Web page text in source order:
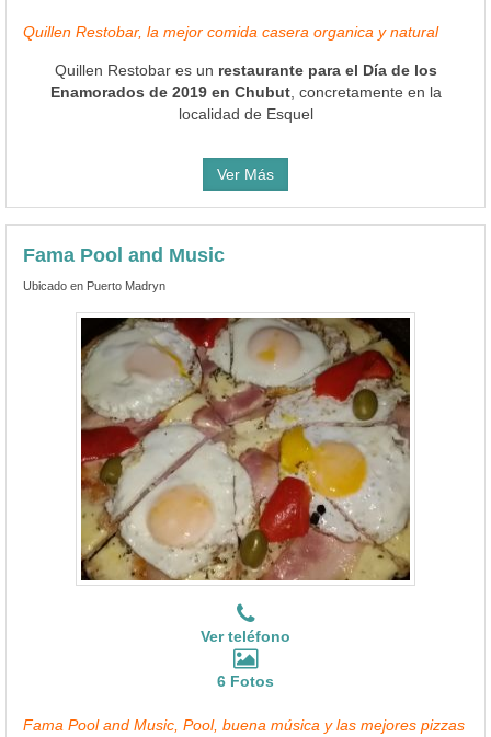
Quillen Restobar, la mejor comida casera organica y natural
Quillen Restobar es un restaurante para el Día de los
Enamorados de 2019 en Chubut, concretamente en la
localidad de Esquel
Ver Más
Fama Pool and Music
Ubicado en Puerto Madryn
Ver teléfono
6 Fotos
Fama Pool and Music, Pool, buena música y las mejores pizzas